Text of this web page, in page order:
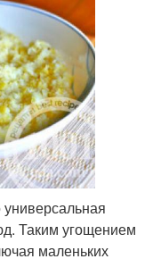
Таким угощением
маленьких